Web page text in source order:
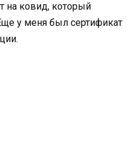
на ковид, который
у меня был сертификат